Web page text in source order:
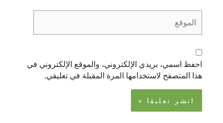
احفظ اسمي، بريدي الإلكتروني، والموقع الإلكتروني في
هذا المتصفح لاستخدامها المرة المقبلة في تعليقي.